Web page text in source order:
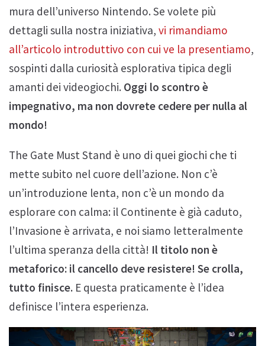
mura dell’universo Nintendo. Se volete più
dettagli sulla nostra iniziativa, vi rimandiamo
all’articolo introduttivo con cui ve la presentiamo,
sospinti dalla curiosità esplorativa tipica degli
amanti dei videogiochi. Oggi lo scontro è
impegnativo, ma non dovrete cedere per nulla al
mondo!
The Gate Must Stand è uno di quei giochi che ti
mette subito nel cuore dell’azione. Non c’è
un’introduzione lenta, non c’è un mondo da
esplorare con calma: il Continente è già caduto,
l’Invasione è arrivata, e noi siamo letteralmente
l’ultima speranza della città! Il titolo non è
metaforico: il cancello deve resistere! Se crolla,
tutto finisce. E questa praticamente è l’idea
definisce l’intera esperienza.